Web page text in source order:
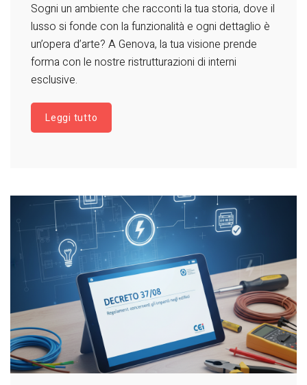
Sogni un ambiente che racconti la tua storia, dove il
lusso si fonde con la funzionalità e ogni dettaglio è
un’opera d’arte? A Genova, la tua visione prende
forma con le nostre ristrutturazioni di interni
esclusive.
Leggi tutto